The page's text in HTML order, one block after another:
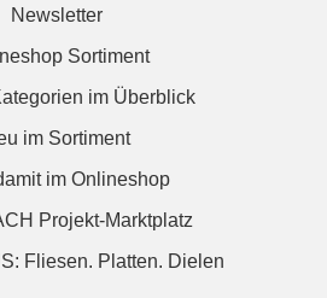
Newsletter
Sortiment
im Überblick
im Sortiment
im Onlineshop
Projekt-Marktplatz
Fliesen. Platten. Dielen